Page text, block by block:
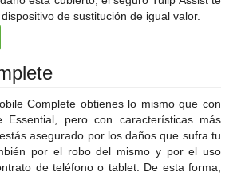
de sustitución de igual valor.
Complete obtienes lo mismo que con
Essential, pero con características más
asegurado por los daños que sufra tu
por el robo del mismo y por el uso
de teléfono o tablet. De esta forma,